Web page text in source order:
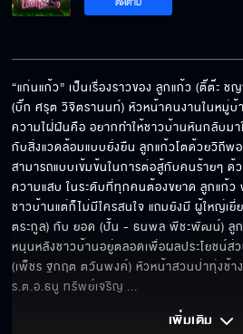
“แก่นแก้ว” เป็นเรื่องราวของ ลูกแก้ว (ติ๊ต๊ะ
(บิ๊ก ศรุต วิจิตรานนท์) หัวหน้าคนงานในหมู่บ้
ความใฝ่ฝันคือ อยากทำให้ชาวบ้านหันกลับม
กับสิ่งแวดล้อมแบบยั่งยืน ลูกแก้วโตด้วยวิถีพ
สามารถแบบเข้มข้นในการต่อสู้กับคนร้ายๆ
ความแสบ ในระดับที่ทุกคนต้องขยาด ลูกแก้
ชาวบ้านแต่ก็ไม่มีใครสนใจ แถมยังมี ผู้ใหญ่เยี่
ตระกูล) กับ ยอด (ปั้น - ธนพล พีชะพัฒน์) ลู
หนุนหลังชาวบ้านอยู่ตลอดเพื่อผลประโยชน์
(เพ็ชร ฐกฤต ตวันพงค์) หัวหน้าสวนป่าทุ่งช้
ร.ต.อ.ธนู ทรัพย์เจริญ ...
เพิ่มเติม